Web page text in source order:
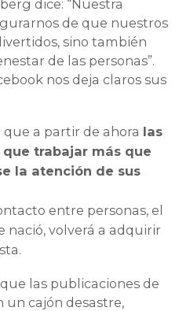
dice: “Nuestra
de que nuestros
sino también
de las personas”.
nos deja claros sus
a partir de ahora las
trabajar más que
la atención de sus
entre personas, el
nació, volverá a adquirir
las publicaciones de
un cajón desastre,